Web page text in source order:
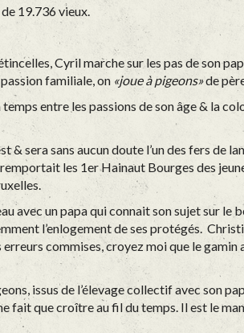
19.736 vieux.
Cyril marche sur les pas de son
familiale, on «joue à pigeons»de
entre les passions de son âge & la
sera sans aucun doute l’un des fers de
les 1er Hainaut Bourges des
.
avec un papa qui connait son sujet sur
l’enlogement de ses protégés.
commises, croyez moi que le
issus de l’élevage collectif avec son
fait que croître au fil du temps. Il est le